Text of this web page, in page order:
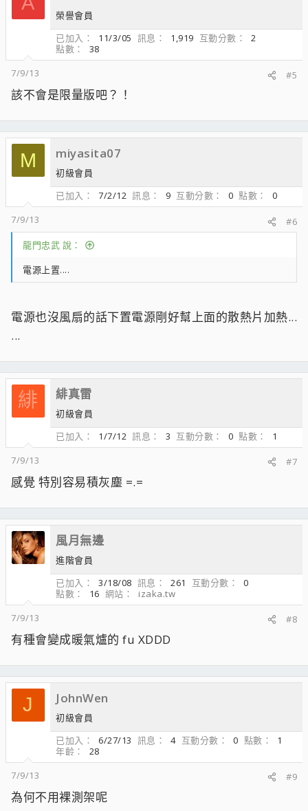
榮譽會員
已加入
11/3/05 訊息 1,919 互動分數
2
點數
38
7/9/13
#5
該不會是限量版吧？！
M miyasita07
初級會員
已加入
7/2/12 訊息 9 互動分數 0 點數
0
7/9/13
#6
龍門忠武 說：
電源上置....
電源也沒風扇的話下置電源剛好幫上面的散熱片加熱...
...
緋 緋真雷
初級會員
已加入
1/7/12 訊息 3 互動分數 0 點數
1
7/9/13
#7
感覺 特別容易積灰塵 =.=
風月無邊
進階會員
已加入
3/18/08 訊息 261 互動分數
0
點數
16 網站
izaka.tw
7/9/13
#8
有種會變成暖氣爐的 fu XDDD
J JohnWen
初級會員
已加入
6/27/13 訊息 4 互動分數 0 點數
1
年齡
28
7/9/13
#9
為何不用裸測架呢